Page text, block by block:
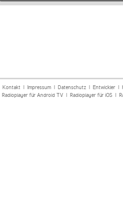
Kontakt| Impressum| Datenschutz| Entwickler|
Radioplayer für Android TV| Radioplayer für iOS|